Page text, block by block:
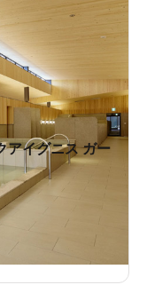
アイグニス ガー